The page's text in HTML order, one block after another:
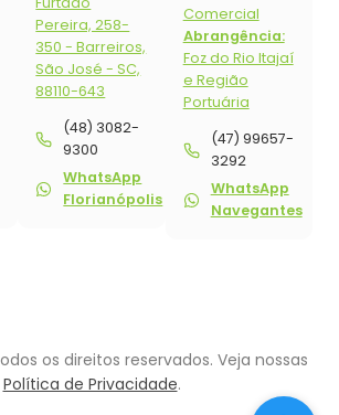
Pereira, 258-
350 - Barreiros,
São José - SC,
88110-643
(48) 3082-
9300
WhatsApp
Florianópolis
Comercial
Abrangência:
Foz do Rio Itajaí
e Região
Portuária
(47) 99657-
3292
WhatsApp
Navegantes
os direitos reservados. Veja nossas
Política de Privacidade.